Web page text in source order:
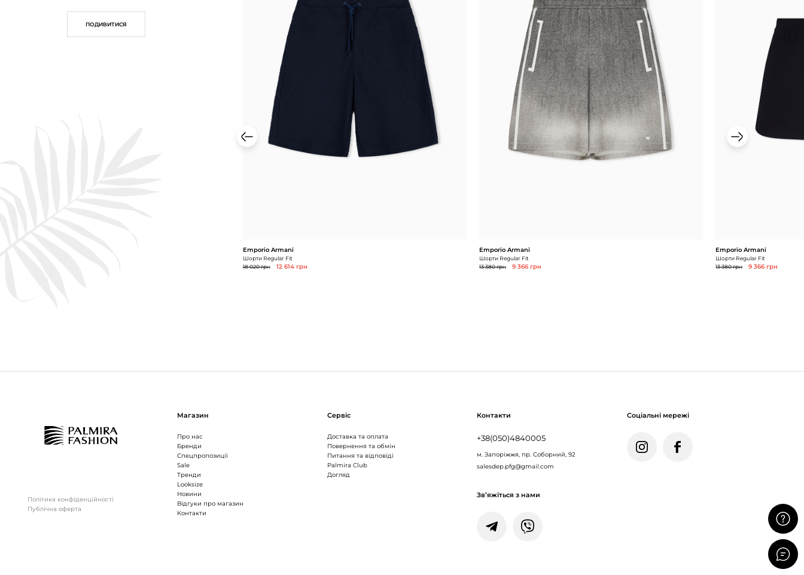
ПОДИВИТИСЯ
Emporio Armani
Шорти Regular Fit
18 020 грн
12 614 грн
Emporio Armani
Шорти Regular Fit
13 380 грн
9 366 грн
Emporio Armani
Шорти Regular Fit
13 380 грн
9 366 грн
Політика конфіденційності
Публічна оферта
Магазин
Про нас
Бренди
Спецпропозиції
Sale
Тренди
Looksize
Новини
Відгуки про магазин
Контакти
Сервіс
Доставка та оплата
Повернення та обмін
Питання та відповіді
Palmira Club
Догляд
Контакти
+38(050)4840005
м. Запоріжжя, пр. Соборний, 92
salesdep.pfg@gmail.com
Зв’яжіться з нами
Соціальні мережі